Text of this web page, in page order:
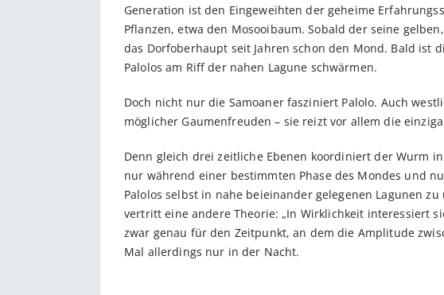
Generation ist den Eingeweihten der geheime
Pflanzen, etwa den Mosooibaum. Sobald der seine
das Dorfoberhaupt seit Jahren schon den Mond. Bald
Palolos am Riff der nahen Lagune schwärmen.
Doch nicht nur die Samoaner fasziniert Palolo. Auch
möglicher Gaumenfreuden – sie reizt vor allem die
Denn gleich drei zeitliche Ebenen koordiniert der Wurm
nur während einer bestimmten Phase des Mondes und
Palolos selbst in nahe beieinander gelegenen Lagunen
vertritt eine andere Theorie: „In Wirklichkeit interessiert
zwar genau für den Zeitpunkt, an dem die Amplitude
Mal allerdings nur in der Nacht.